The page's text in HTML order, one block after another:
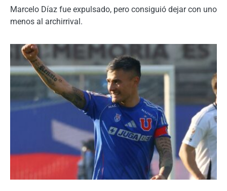
Marcelo Díaz fue expulsado, pero consiguió dejar con uno
menos al archirrival.